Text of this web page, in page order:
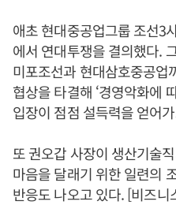
애초 현대중공업그룹 조선3
에서 연대투쟁을 결의했다.
미포조선과 현대삼호중공업
협상을 타결해 ‘경영악화에
입장이 점점 설득력을 얻어
또 권오갑 사장이 생산기술
마음을 달래기 위한 일련의
반응도 나오고 있다. [비즈니